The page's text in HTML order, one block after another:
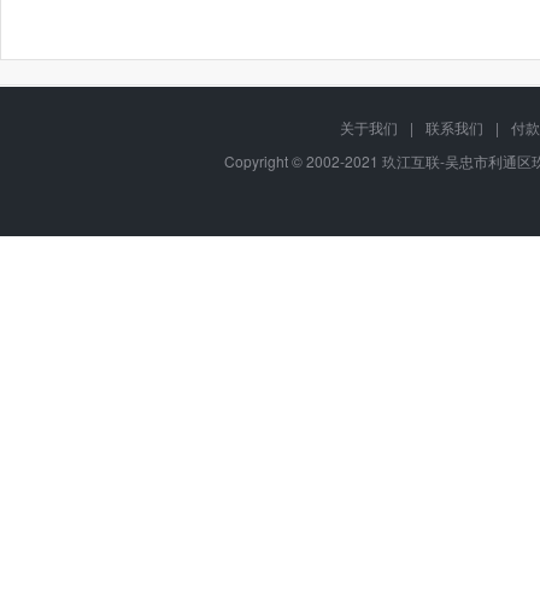
关于我们 | 联系我们 |
付
Copyright © 2002-2021 玖江互联-吴忠市利通